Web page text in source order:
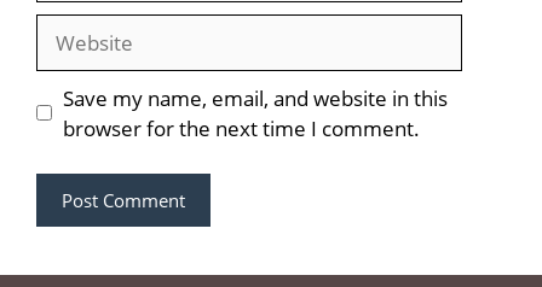
Website
Save my name, email, and website in this
browser for the next time I comment.